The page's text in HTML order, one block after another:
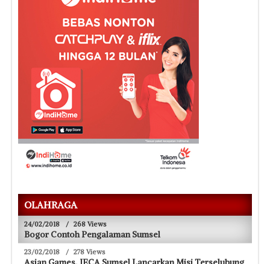
OLAHRAGA
24/02/2018 / 268 Views
Bogor Contoh Pengalaman Sumsel
23/02/2018 / 278 Views